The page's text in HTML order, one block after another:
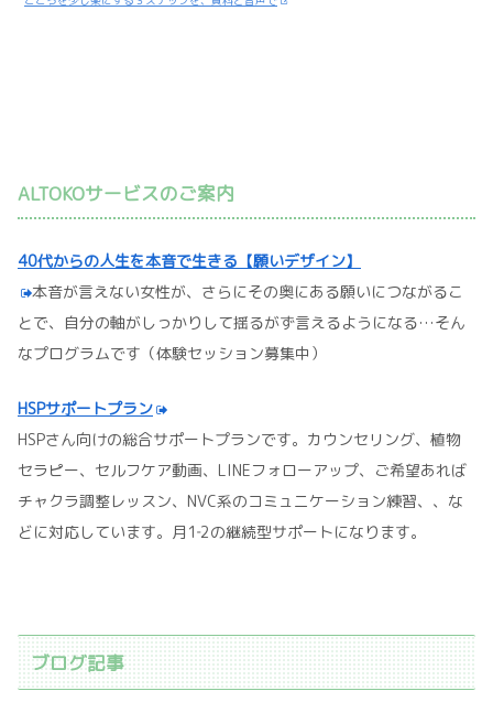
ALTOKOサービスのご案内
40代からの人生を本音で生きる【願いデザイン】
本音が言えない女性が、さらにその奥にある願いにつながるこ
とで、自分の軸がしっかりして揺るがず言えるようになる…そん
なプログラムです（体験セッション募集中）
HSPサポートプラン
HSPさん向けの総合サポートプランです。カウンセリング、植物
セラピー、セルフケア動画、LINEフォローアップ、ご希望あれば
チャクラ調整レッスン、NVC系のコミュニケーション練習、、な
どに対応しています。月1‐2の継続型サポートになります。
ブログ記事